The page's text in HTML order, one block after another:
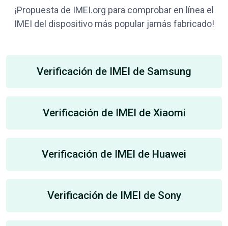
¡Propuesta de IMEI.org para comprobar en línea el
IMEI del dispositivo más popular jamás fabricado!
Verificación de IMEI de Samsung
Verificación de IMEI de Xiaomi
Verificación de IMEI de Huawei
Verificación de IMEI de Sony